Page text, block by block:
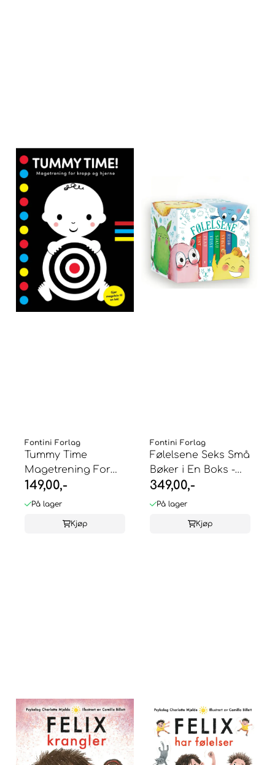
Fontini Forlag
Tummy Time
Magetrening For
Kropp & Hjerne
149,00,-
På lager
Kjøp
Fontini Forlag
Følelsene Seks Små
Bøker i En Boks -
Stéphanie ...
349,00,-
På lager
Kjøp